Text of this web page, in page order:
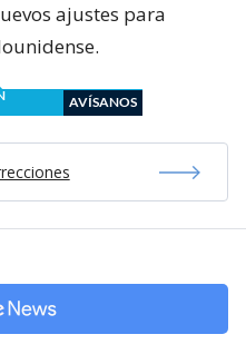
ajustes para
AVÍSANOS